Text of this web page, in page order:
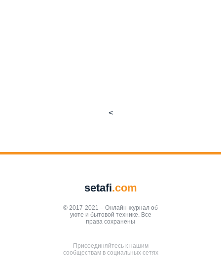
<
setafi.com
© 2017-2021 – Онлайн-журнал об
уюте и бытовой технике. Все
права сохранены
Присоединяйтесь к нашим
сообществам в социальных сетях